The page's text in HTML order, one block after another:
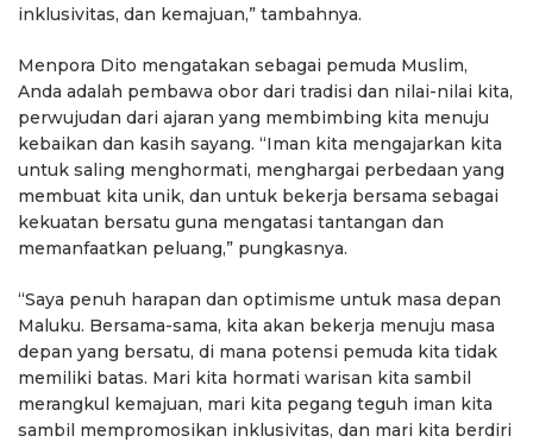
inklusivitas, dan kemajuan,” tambahnya.
Menpora Dito mengatakan sebagai pemuda Muslim,
Anda adalah pembawa obor dari tradisi dan nilai-nilai kita,
perwujudan dari ajaran yang membimbing kita menuju
kebaikan dan kasih sayang. “Iman kita mengajarkan kita
untuk saling menghormati, menghargai perbedaan yang
membuat kita unik, dan untuk bekerja bersama sebagai
kekuatan bersatu guna mengatasi tantangan dan
memanfaatkan peluang,” pungkasnya.
“Saya penuh harapan dan optimisme untuk masa depan
Maluku. Bersama-sama, kita akan bekerja menuju masa
depan yang bersatu, di mana potensi pemuda kita tidak
memiliki batas. Mari kita hormati warisan kita sambil
merangkul kemajuan, mari kita pegang teguh iman kita
sambil mempromosikan inklusivitas, dan mari kita berdiri